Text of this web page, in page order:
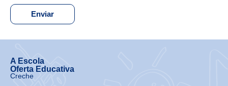
Enviar
A Escola
Oferta Educativa
Creche